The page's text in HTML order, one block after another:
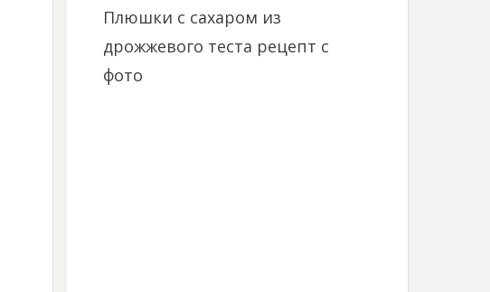
Плюшки с сахаром из
дрожжевого теста рецепт с
фото